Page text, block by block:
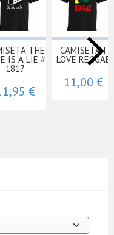
THE
IS A LIE #
1817
€
CAMISETA I
LOVE REGGAE
11,00 €